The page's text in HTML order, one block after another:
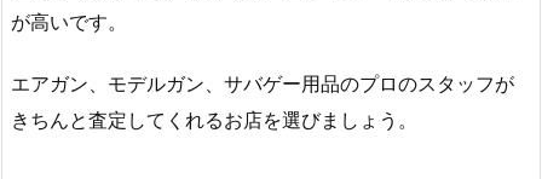
が高いです。
エアガン、モデルガン、サバゲー用品のプロのスタッフが
きちんと査定してくれるお店を選びましょう。